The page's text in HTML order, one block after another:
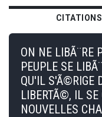
ON NE LIBÃ¨RE
PEUPLE SE
QU'IL S'Ã©RIGE
LIBERTÃ©, IL
NOUVELLES